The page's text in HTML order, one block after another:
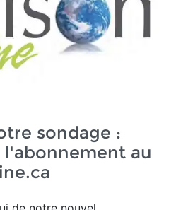
sondage :
au